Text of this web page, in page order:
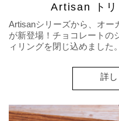
Artisan トリ
Artisanシリーズから、オー
が新登場！チョコレートの
ィリングを閉じ込めました
詳